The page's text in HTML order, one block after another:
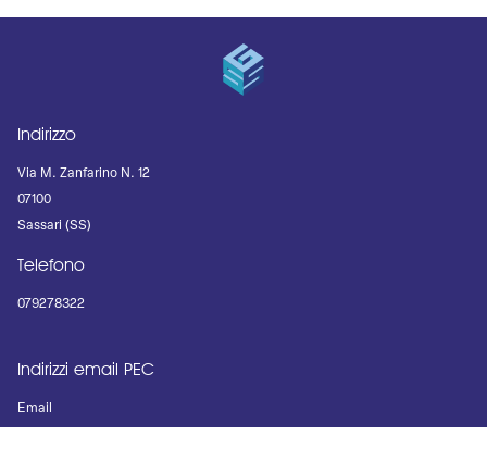
Indirizzo
Via M. Zanfarino N. 12
07100
Sassari (SS)
Telefono
079278322
Indirizzi email PEC
Email